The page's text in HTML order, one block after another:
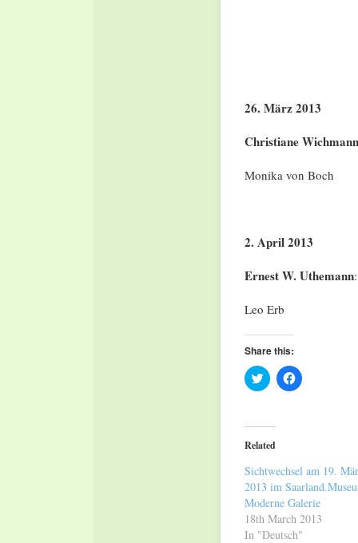
26. März
Christiane Wichmann
Monika von Boch
2. April
Ernest W. Uthemann:
Leo Erb
Share this:
Click
to
(Opens
in
new
Click
to
Related
Sichtwechsel am 19.
2013 im
Moderne Galerie
18th March 2013
In "Deutsch"